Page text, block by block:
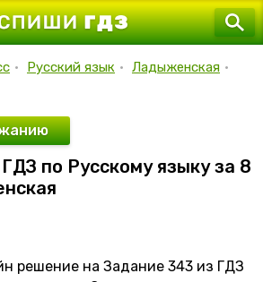
• Русский язык • Ладыженская •
по Русскому языку за 8
решение на Задание 343 из ГДЗ